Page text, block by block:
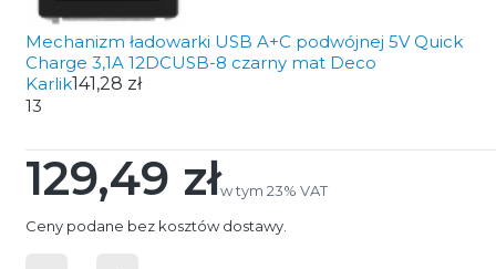
Mechanizm ładowarki USB A+C podwójnej 5V Quick
Charge 3,1A 12DCUSB-8 czarny mat Deco
Karlik141,28 zł
13
Cena
129,49 złw tym 23% VAT
w tym 23% VAT
Ceny podane bez kosztów dostawy.